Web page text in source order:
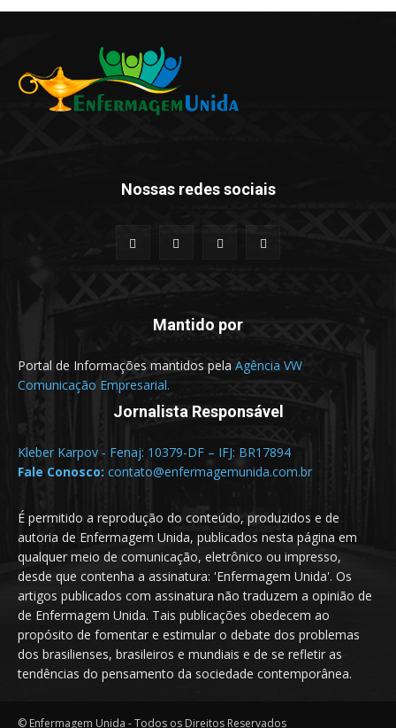
Nossas redes sociais
Mantido por
Portal de Informações mantidos pela Agência VW
Comunicação Empresarial.
Jornalista Responsável
Kleber Karpov - Fenaj: 10379-DF – IFJ: BR17894
Fale Conosco: contato@enfermagemunida.com.br
É permitido a reprodução do conteúdo, produzidos e de
autoria de Enfermagem Unida, publicados nesta página em
qualquer meio de comunicação, eletrônico ou impresso,
desde que contenha a assinatura: 'Enfermagem Unida'. Os
artigos publicados com assinatura não traduzem a opinião de
de Enfermagem Unida. Tais publicações obedecem ao
propósito de fomentar e estimular o debate dos problemas
dos brasilienses, brasileiros e mundiais e de se refletir as
tendências do pensamento da sociedade contemporânea.
© Enfermagem Unida - Todos os Direitos Reservados